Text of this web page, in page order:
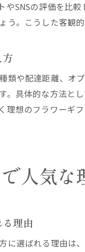
芦
花屋選
芦
花
芦
SNSの評価を比
う。こうした客観
類や配達距離、オ
。具体的な方法と
理想のフラワーギ
人気な
理由
に選ばれる理由は